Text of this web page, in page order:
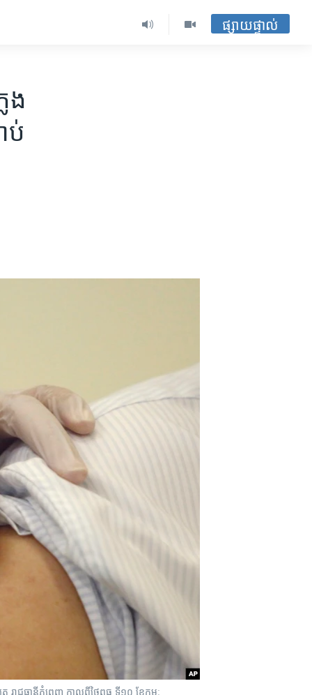
ផ្សាយផ្ទាល់
ង​
ប់​
ាជធានីភ្នំពេញ កាលពីថ្ងៃពុធ ទី១០ ខែកុម្ភៈ